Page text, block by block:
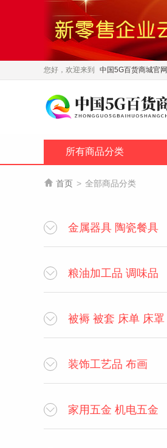
您好，欢迎来到 中国5G百货商城官网
所有商品分类
 首页 > 全部商品分类
 金属器具 陶瓷餐具
 粮油加工品 调味品
 被褥 被套 床单 床罩
 装饰工艺品 布画
 家用五金 机电五金